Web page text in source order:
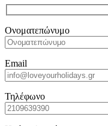
Ονοματεπώνυμο
Email
Τηλέφωνο